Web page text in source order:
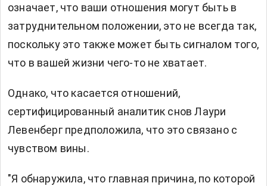
означает, что ваши отношения могут быть в
затруднительном положении, это не всегда так,
поскольку это также может быть сигналом того,
что в вашей жизни чего-то не хватает.
Однако, что касается отношений,
сертифицированный аналитик снов Лаури
Левенберг предположила, что это связано с
чувством вины.
"Я обнаружила, что главная причина, по которой